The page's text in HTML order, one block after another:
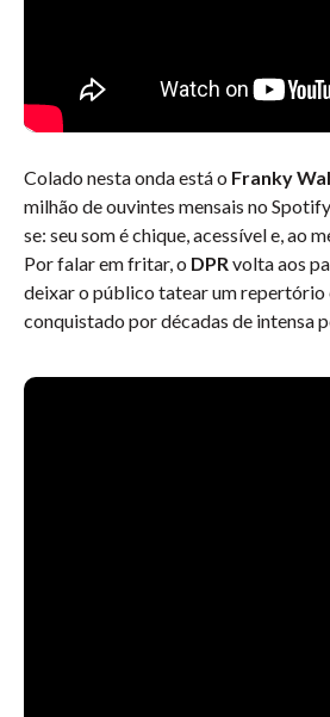
Colado nesta onda está o Franky
milhão de ouvintes mensais no
se: seu som é chique, acessível e, ao
Por falar em fritar, o DPRvolta aos
deixar o público tatear um repertório
conquistado por décadas de intensa